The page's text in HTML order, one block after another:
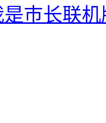
巿长联机